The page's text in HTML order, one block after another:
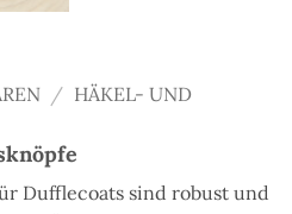
/ HÄKEL- UND
Dufflecoats sind robust und